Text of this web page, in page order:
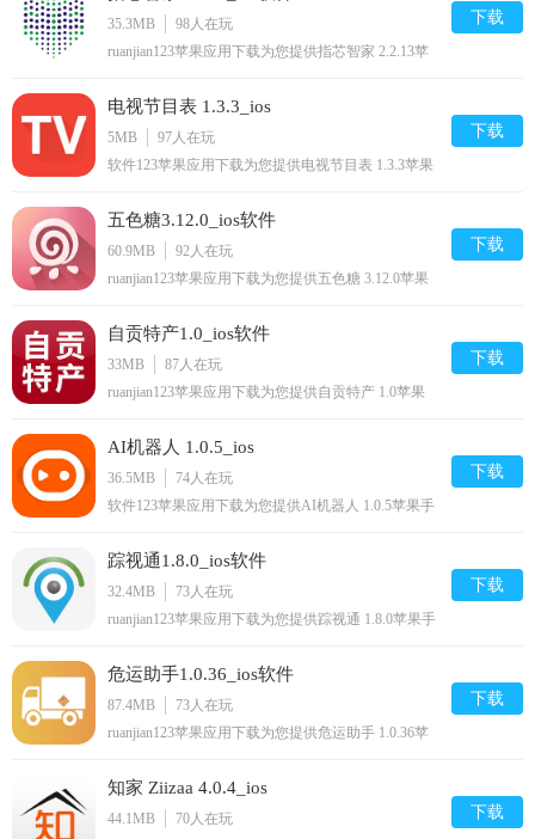
35.3MB 98人在玩
ruanjian123苹果应用下载为您提供指芯智家 2.2.13苹
下载
电视节目表 1.3.3_ios
5MB 97人在玩
软件123苹果应用下载为您提供电视节目表 1.3.3苹果
下载
五色糖3.12.0_ios软件
60.9MB 92人在玩
ruanjian123苹果应用下载为您提供五色糖 3.12.0苹果
下载
自贡特产1.0_ios软件
33MB 87人在玩
ruanjian123苹果应用下载为您提供自贡特产 1.0苹果
下载
AI机器人 1.0.5_ios
36.5MB 74人在玩
软件123苹果应用下载为您提供AI机器人 1.0.5苹果手
下载
踪视通1.8.0_ios软件
32.4MB 73人在玩
ruanjian123苹果应用下载为您提供踪视通 1.8.0苹果手
下载
危运助手1.0.36_ios软件
87.4MB 73人在玩
ruanjian123苹果应用下载为您提供危运助手 1.0.36苹
下载
知家 Ziizaa 4.0.4_ios
44.1MB 70人在玩
下载